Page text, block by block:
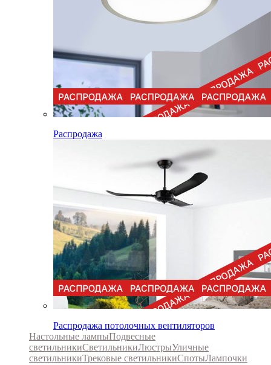
Распродажа
Распродажа потолочных вентиляторов
Настольные лампыПодвесные
светильникиСветильникиЛюстрыУличные
светильникиТрековые светильникиСпотыЛампочки